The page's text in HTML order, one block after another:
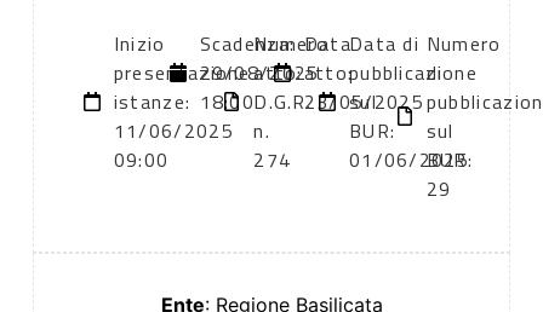
Inizio
presentazione
istanze:
11/06/2025
09:00
Scadenza:
29/08/2025
18:00
Numero
atto:
D.G.R.
n.
274
Data
atto:
23/05/2025
Data di
pubblicazione
sul
BUR:
01/06/2025
Numero
di
sul
BUR:
29
Ente: Regione Basilicata